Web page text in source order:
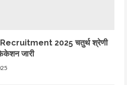
2025 चतुर्थ श्रेणी
जारी